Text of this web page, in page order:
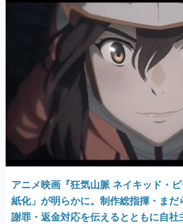
アニメ映画『狂気山脈 ネイキッド・
紙化」が明らかに。制作総指揮・ま
謝罪・返金対応を伝えるとともに自